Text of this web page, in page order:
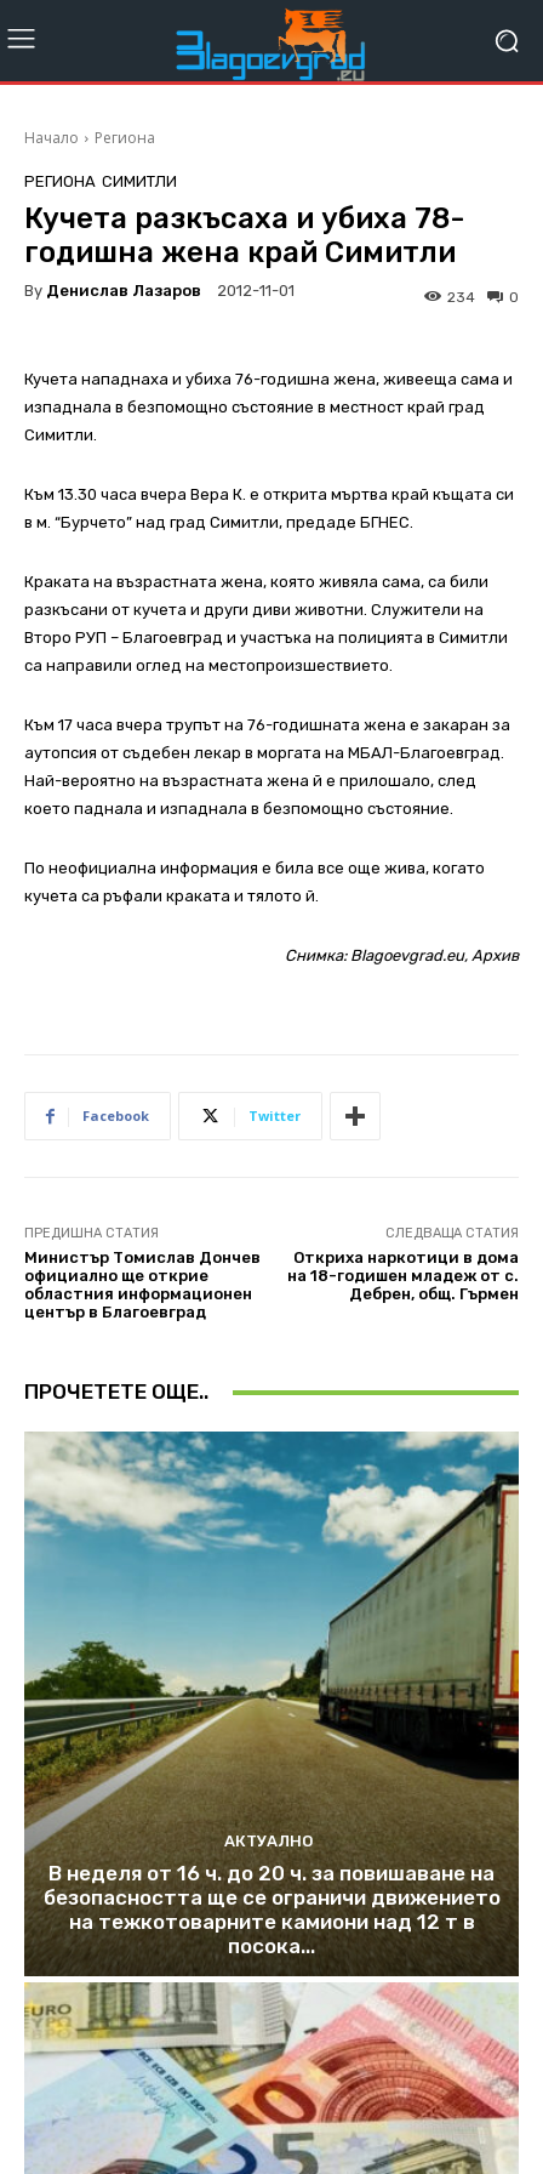
Начало Региона
РЕГИОНА СИМИТЛИ
Кучета разкъсаха и убиха 78-
годишна жена край Симитли
By Денислав Лазаров 2012-11-01 0
234
Кучета нападнаха и убиха 76-годишна жена, живееща сама и
изпаднала в безпомощно състояние в местност край град
Симитли.
Към 13.30 часа вчера Вера К. е открита мъртва край къщата си
в м. “Бурчето” над град Симитли, предаде БГНЕС.
Краката на възрастната жена, която живяла сама, са били
разкъсани от кучета и други диви животни. Служители на
Второ РУП – Благоевград и участъка на полицията в Симитли
са направили оглед на местопроизшествието.
Към 17 часа вчера трупът на 76-годишната жена е закаран за
аутопсия от съдебен лекар в моргата на МБАЛ-Благоевград.
Най-вероятно на възрастната жена й е прилошало, след
което паднала и изпаднала в безпомощно състояние.
По неофициална информация е била все още жива, когато
кучета са ръфали краката и тялото й.
Снимка: Blagoevgrad.eu, Aрхив
Facebook Twitter
ПРЕДИШНА СТАТИЯ
Министър Томислав Дончев
официално ще открие
областния информационен
център в Благоевград
СЛЕДВАЩА СТАТИЯ
Откриха наркотици в дома
на 18-годишен младеж от с.
Дебрен, общ. Гърмен
ПРОЧЕТЕТЕ ОЩЕ..
АКТУАЛНО
В неделя от 16 ч. до 20 ч. за повишаване на
безопасността ще се ограничи движението
на тежкотоварните камиони над 12 т в
посока...